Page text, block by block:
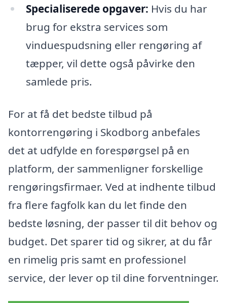
Specialiserede opgaver: Hvis du har
brug for ekstra services som
vinduespudsning eller rengøring af
tæpper, vil dette også påvirke den
samlede pris.
For at få det bedste tilbud på
kontorrengøring i Skodborg anbefales
det at udfylde en forespørgsel på en
platform, der sammenligner forskellige
rengøringsfirmaer. Ved at indhente tilbud
fra flere fagfolk kan du let finde den
bedste løsning, der passer til dit behov og
budget. Det sparer tid og sikrer, at du får
en rimelig pris samt en professionel
service, der lever op til dine forventninger.